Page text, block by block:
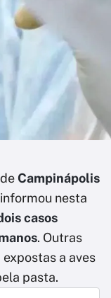
Campinápolis
nesta
casos
. Outras
a aves
pasta.